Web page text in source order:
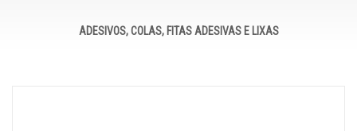
ADESIVOS, COLAS, FITAS ADESIVAS E LIXAS